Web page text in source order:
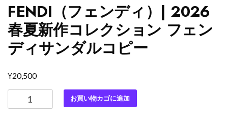
FENDI（フェンディ）| 2026
春夏新作コレクション フェン
ディサンダルコピー
¥20,500
FENDI（フ
ェ
お買い物カゴに追加